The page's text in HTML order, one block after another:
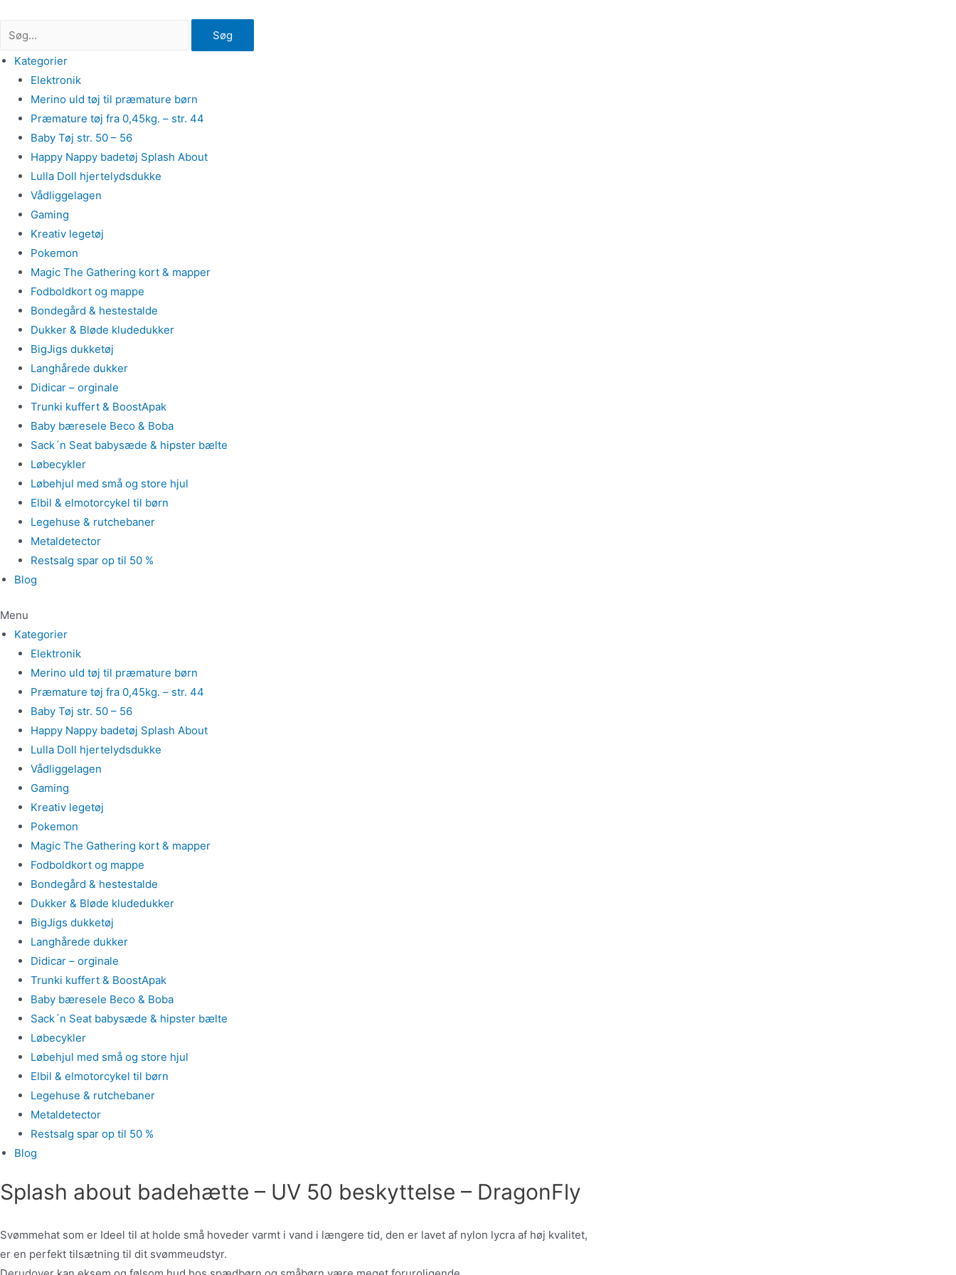
Søg
Kategorier
Elektronik
Merino uld tøj til præmature børn
Præmature tøj fra 0,45kg. – str. 44
Baby Tøj str. 50 – 56
Happy Nappy badetøj Splash About
Lulla Doll hjertelydsdukke
Vådliggelagen
Gaming
Kreativ legetøj
Pokemon
Magic The Gathering kort & mapper
Fodboldkort og mappe
Bondegård & hestestalde
Dukker & Bløde kludedukker
BigJigs dukketøj
Langhårede dukker
Didicar – orginale
Trunki kuffert & BoostApak
Baby bæresele Beco & Boba
Sack´n Seat babysæde & hipster bælte
Løbecykler
Løbehjul med små og store hjul
Elbil & elmotorcykel til børn
Legehuse & rutchebaner
Metaldetector
Restsalg spar op til 50 %
Blog
Menu
Kategorier
Elektronik
Merino uld tøj til præmature børn
Præmature tøj fra 0,45kg. – str. 44
Baby Tøj str. 50 – 56
Happy Nappy badetøj Splash About
Lulla Doll hjertelydsdukke
Vådliggelagen
Gaming
Kreativ legetøj
Pokemon
Magic The Gathering kort & mapper
Fodboldkort og mappe
Bondegård & hestestalde
Dukker & Bløde kludedukker
BigJigs dukketøj
Langhårede dukker
Didicar – orginale
Trunki kuffert & BoostApak
Baby bæresele Beco & Boba
Sack´n Seat babysæde & hipster bælte
Løbecykler
Løbehjul med små og store hjul
Elbil & elmotorcykel til børn
Legehuse & rutchebaner
Metaldetector
Restsalg spar op til 50 %
Blog
Splash about badehætte – UV 50 beskyttelse – DragonFly
Svømmehat som er Ideel til at holde små hoveder varmt i vand i længere tid, den er lavet af nylon lycra af høj kvalitet,
er en perfekt tilsætning til dit svømmeudstyr.